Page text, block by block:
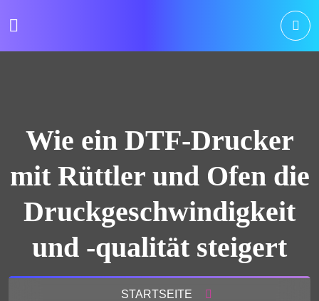
Wie ein DTF-Drucker
mit Rüttler und Ofen die
Druckgeschwindigkeit
und -qualität steigert
STARTSEITE